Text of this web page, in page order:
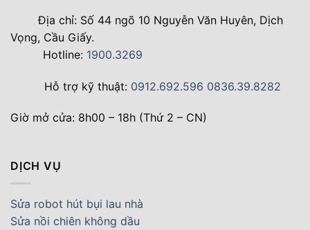
Địa chỉ: Số 44 ngõ 10 Nguyễn Văn Huyên, Dịch
Vọng, Cầu Giấy.
Hotline: 1900.3269
Hỗ trợ kỹ thuật: 0912.692.596 0836.39.8282
Giờ mở cửa: 8h00 – 18h (Thứ 2 – CN)
DỊCH VỤ
Sửa robot hút bụi lau nhà
Sửa nồi chiên không dầu